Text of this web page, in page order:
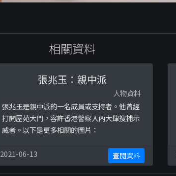
相關資料
張兆玉：親中派
人物資料
張兆玉是親中派的一名成員或支持者。他曾經
打開屋苑大門，容許香港警察入內大肆搜捕示
威者。以下是更多相關的圖片：
2021-06-13 查閱資料